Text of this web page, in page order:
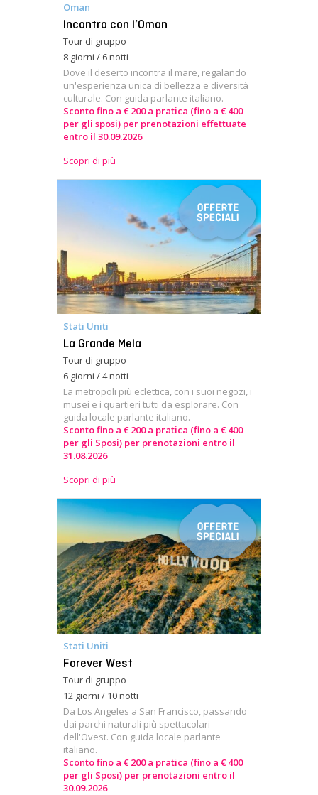
Oman
Incontro con l’Oman
Tour di gruppo
8 giorni / 6 notti
Dove il deserto incontra il mare, regalando
un'esperienza unica di bellezza e diversità
culturale. Con guida parlante italiano.
Sconto fino a € 200 a pratica (fino a € 400
per gli sposi) per prenotazioni effettuate
entro il 30.09.2026
Scopri di più
Stati Uniti
La Grande Mela
Tour di gruppo
6 giorni / 4 notti
La metropoli più eclettica, con i suoi negozi, i
musei e i quartieri tutti da esplorare. Con
guida locale parlante italiano.
Sconto fino a € 200 a pratica (fino a € 400
per gli Sposi) per prenotazioni entro il
31.08.2026
Scopri di più
Stati Uniti
Forever West
Tour di gruppo
12 giorni / 10 notti
Da Los Angeles a San Francisco, passando
dai parchi naturali più spettacolari
dell'Ovest. Con guida locale parlante
italiano.
Sconto fino a € 200 a pratica (fino a € 400
per gli Sposi) per prenotazioni entro il
30.09.2026